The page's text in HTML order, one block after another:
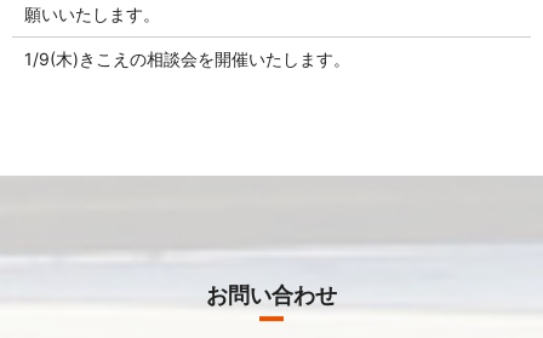
願いいたします。
1/9(木)きこえの相談会を開催いたします。
お問い合わせ